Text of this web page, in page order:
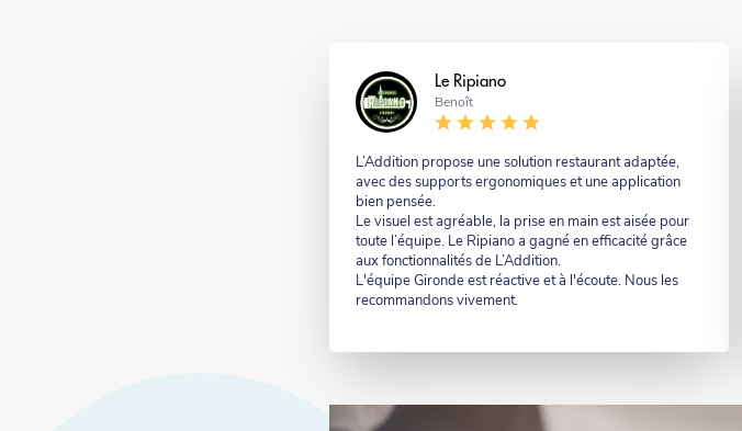
Nom
Le Ripiano
Nom
suffixe
Benoît
Commentaire
L’Addition propose une solution restaurant adaptée,
avec des supports ergonomiques et une application
bien pensée.
Le visuel est agréable, la prise en main est aisée pour
toute l’équipe. Le Ripiano a gagné en efficacité grâce
aux fonctionnalités de L’Addition.
L'équipe Gironde est réactive et à l'écoute. Nous les
recommandons vivement.